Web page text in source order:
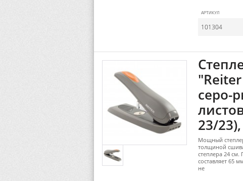
АРТИКУЛ
101304
серо-
23/
Мощный
толщиной
степлера 24 см.
составляет 65
не